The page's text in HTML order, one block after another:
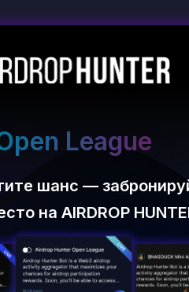
доступные для
UTXO может
выход
прикреплять
В случае с Runes
и определяет
данные о токене:
League
шанс —
на AIRDROP